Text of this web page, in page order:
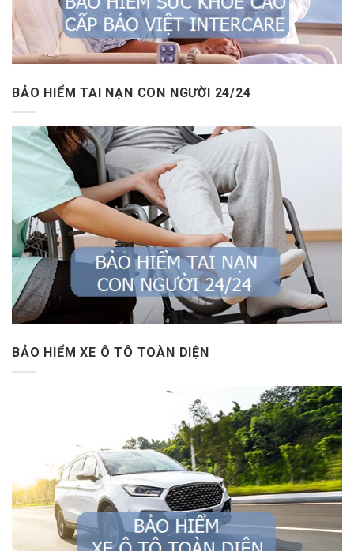
BẢO HIỂM TAI NẠN CON NGƯỜI 24/24
BẢO HIỂM XE Ô TÔ TOÀN DIỆN